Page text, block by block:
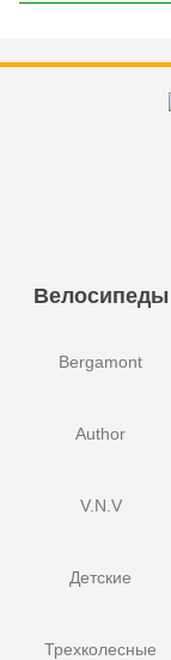
Велосипеды
Bergamont
Author
V.N.V
Детские
Трехколесные